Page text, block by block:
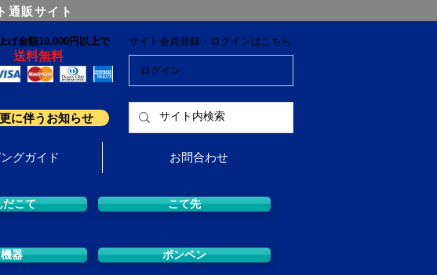
通販サイト
げ金額10,000円以上で
送料無料
に伴うお知らせ
サイト会員登録・ログインはこちら
ログイン
グガイド お問合わせ
こて こて先
器 ボンペン